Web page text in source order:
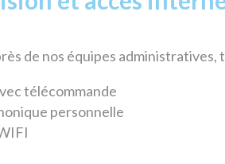
de nos équipes administratives,
télécommande
personnelle